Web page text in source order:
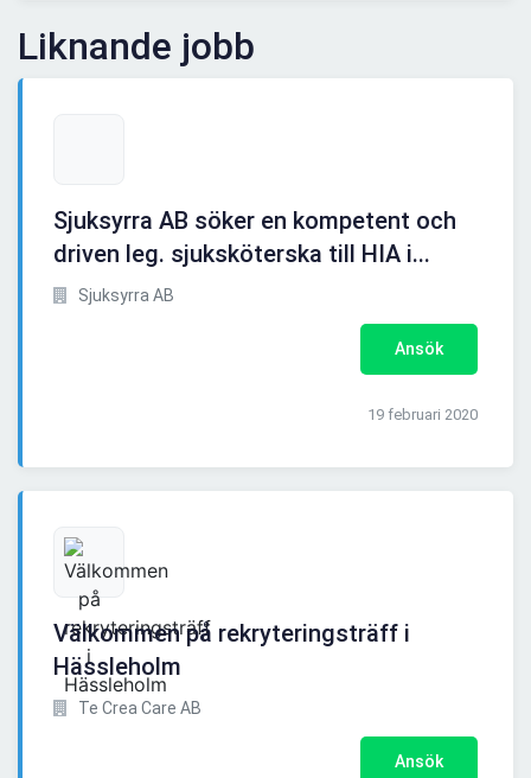
Liknande jobb
Sjuksyrra AB söker en kompetent och
driven leg. sjuksköterska till HIA i...
Sjuksyrra AB
Ansök
19 februari 2020
Välkommen på rekryteringsträff i
Hässleholm
Te Crea Care AB
Ansök